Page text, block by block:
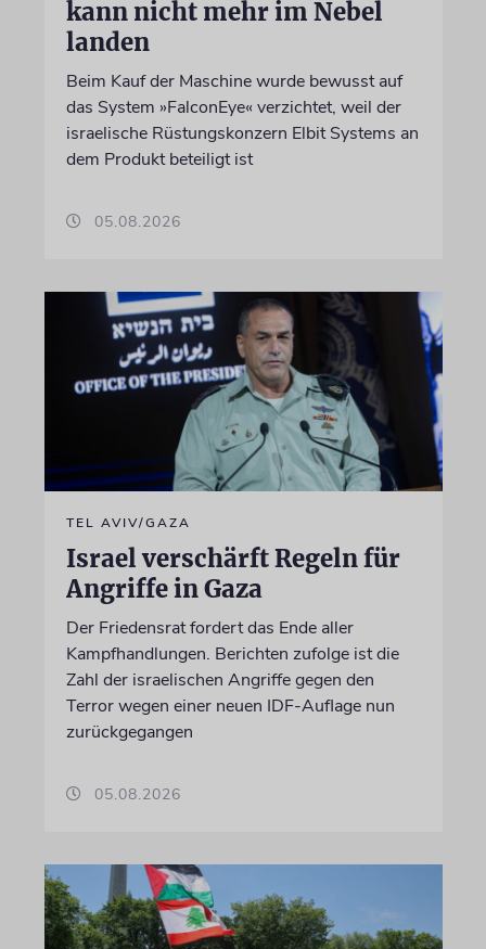
kann nicht mehr im Nebel
landen
Beim Kauf der Maschine wurde bewusst auf
das System »FalconEye« verzichtet, weil der
israelische Rüstungskonzern Elbit Systems an
dem Produkt beteiligt ist
05.08.2026
TEL AVIV/GAZA
Israel verschärft Regeln für
Angriffe in Gaza
Der Friedensrat fordert das Ende aller
Kampfhandlungen. Berichten zufolge ist die
Zahl der israelischen Angriffe gegen den
Terror wegen einer neuen IDF-Auflage nun
zurückgegangen
05.08.2026